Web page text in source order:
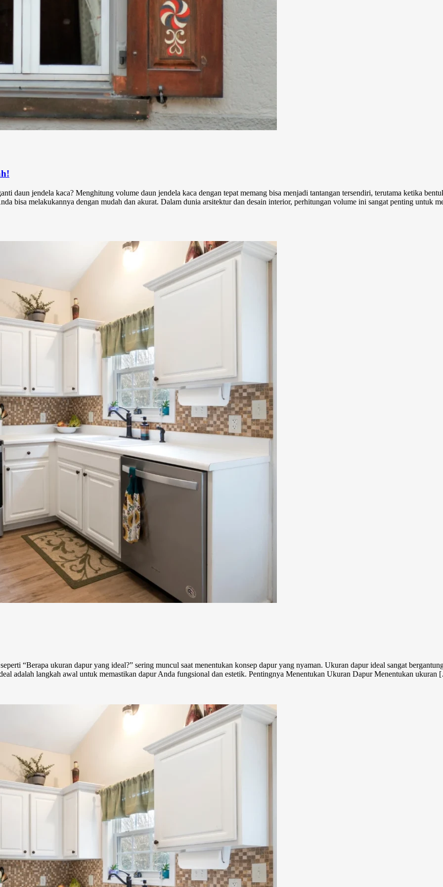
daun jendela kaca? Menghitung volume daun jendela kaca dengan tepat memang bisa menjadi tantangan tersendiri, terutama ketika
bisa melakukannya dengan mudah dan akurat. Dalam dunia arsitektur dan desain interior, perhitungan volume ini sangat penting untuk
“Berapa ukuran dapur yang ideal?” sering muncul saat menentukan konsep dapur yang nyaman. Ukuran dapur ideal sangat
adalah langkah awal untuk memastikan dapur Anda fungsional dan estetik. Pentingnya Menentukan Ukuran Dapur Menentukan